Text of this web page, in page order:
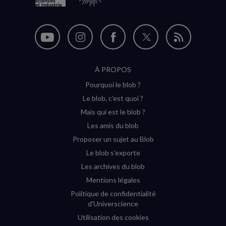
Nous
Nous
Instagram
(nouvelle
Nous
sur
Facebook
(nouvelle
Nous
Flux
À PROPOS
Pourquoi le blob ?
Le blob, c'est quoi ?
Mais qui est le blob ?
Les amis du blob
Proposer un sujet au Blob
Le blob s'exporte
Les archives du blob
Mentions légales
Politique de confidentialité
d'Universcience
Utilisation des cookies